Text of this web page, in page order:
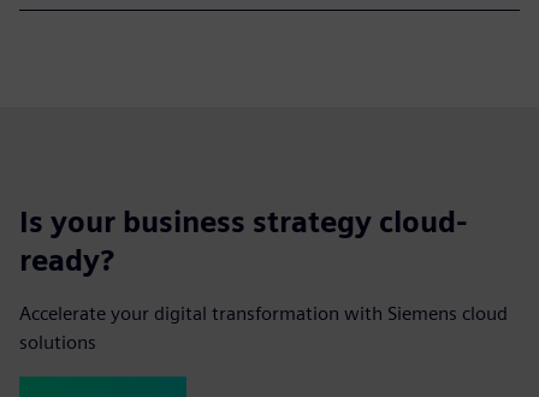
Is your business strategy cloud-
ready?
Accelerate your digital transformation with Siemens cloud
solutions